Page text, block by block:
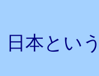
日本とい